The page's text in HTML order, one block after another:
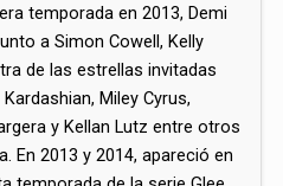
temporada en 2013, Demi
a Simon Cowell, Kelly
de las estrellas invitadas
Miley Cyrus,
y Kellan Lutz entre otros
En 2013 y 2014, apareció en